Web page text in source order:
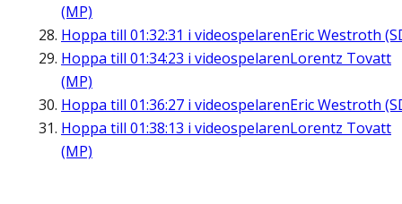
(MP)
Hoppa till 01:32:31 i videospelarenEric Westroth
Hoppa till 01:34:23 i videospelarenLorentz Tovatt
(MP)
Hoppa till 01:36:27 i videospelarenEric Westroth
Hoppa till 01:38:13 i videospelarenLorentz Tovatt
(MP)